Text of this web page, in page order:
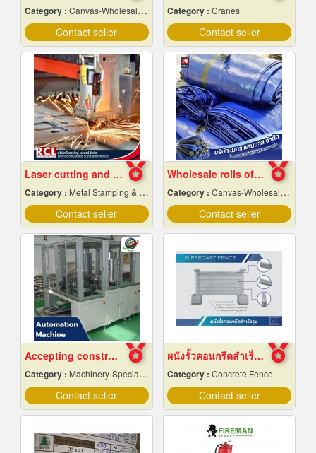
Category : Canvas-Wholesale & Manufacturers
Contact seller
Category : Cranes
Contact seller
Laser cutting and folding factory, Ayutthaya
Category : Metal Stamping & Cutting
Contact seller
Wholesale rolls of canvas, wholesale price
Category : Canvas-Wholesale & Manufacturers
Contact seller
Accepting construction of automation machines in Pathum Thani
Category : Machinery-Specially Designed
Contact seller
ผนังรั้วคอนกรีตสำเร็จรูป
Category : Concrete Fence
Contact seller